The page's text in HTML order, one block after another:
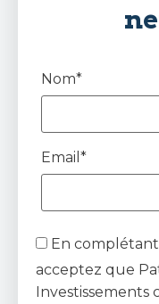
Nom*
Email*
En
acceptez que
Investissements